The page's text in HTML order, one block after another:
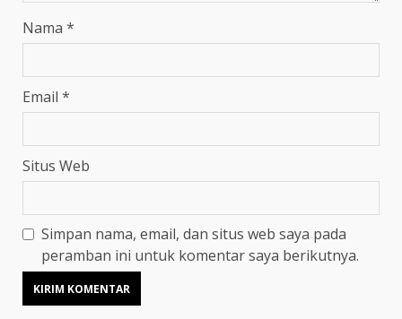
Nama *
Email *
Situs Web
Simpan nama, email, dan situs web saya pada
peramban ini untuk komentar saya berikutnya.